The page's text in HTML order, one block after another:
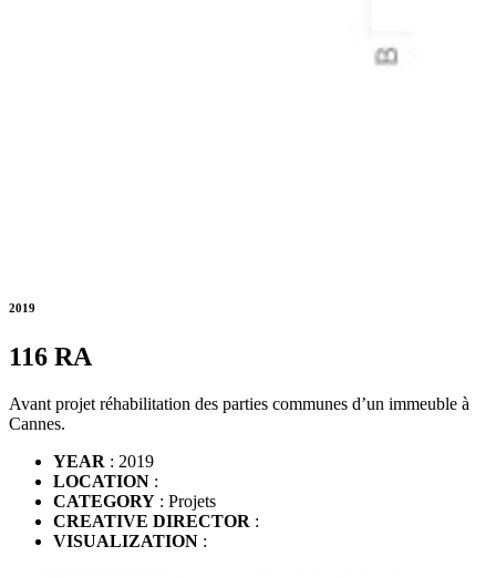
2019
116 RA
Avant projet réhabilitation des parties communes d’un immeuble à
Cannes.
YEAR : 2019
LOCATION :
CATEGORY : Projets
CREATIVE DIRECTOR :
VISUALIZATION :